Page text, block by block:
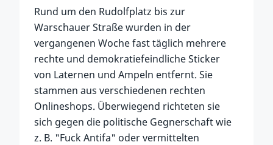
Rund um den Rudolfplatz bis zur
Warschauer Straße wurden in der
vergangenen Woche fast täglich mehrere
rechte und demokratiefeindliche Sticker
von Laternen und Ampeln entfernt. Sie
stammen aus verschiedenen rechten
Onlineshops. Überwiegend richteten sie
sich gegen die politische Gegnerschaft wie
z. B. "Fuck Antifa" oder vermittelten